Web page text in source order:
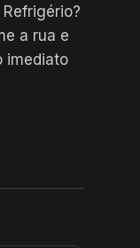
a rua e
imediato